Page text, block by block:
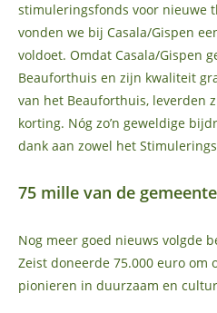
stimuleringsfonds voor nieuwe
vonden we bij Casala/Gispen
voldoet. Omdat Casala/Gispen
Beauforthuis en zijn kwaliteit
van het Beauforthuis, leverden
korting. Nóg zo’n geweldige
dank aan zowel het
75 mille van de gemeente
Nog meer goed nieuws volgde
Zeist doneerde 75.000 euro om
pionieren in duurzaam en